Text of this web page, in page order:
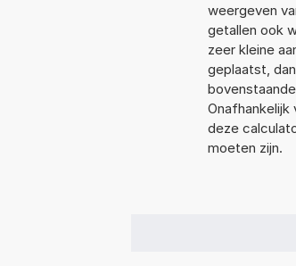
weergeven
getallen ook
zeer kleine
geplaatst,
Onafhankelijk
deze
moeten zijn.